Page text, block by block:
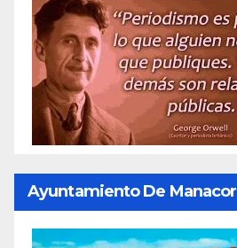
entradas
Ayuntamiento De Manacor